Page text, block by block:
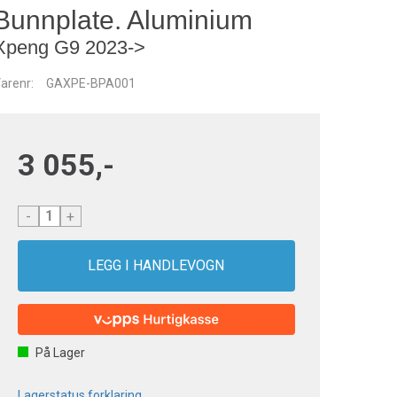
Aluminium
G9 2023->
GAXPE-BPA001
3 055,-
- +
På Lager